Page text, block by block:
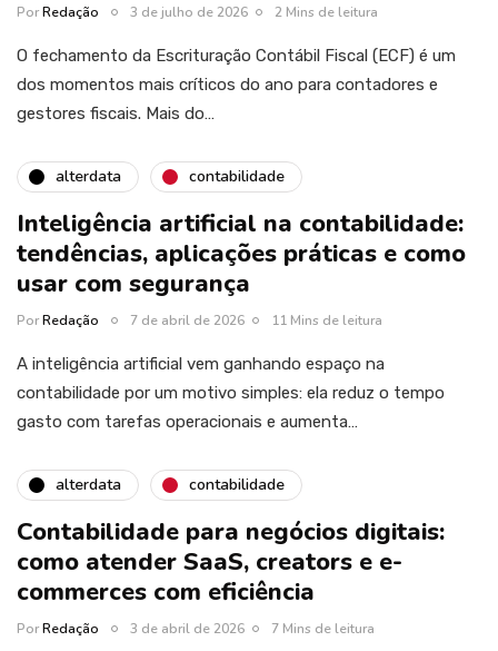
PorRedação 3 de julho de 2026 2 Mins de leitura
O fechamento da Escrituração Contábil Fiscal (ECF) é um
dos momentos mais críticos do ano para contadores e
gestores fiscais. Mais do…
alterdata contabilidade
Inteligência artificial na contabilidade:
tendências, aplicações práticas e como
usar com segurança
PorRedação 7 de abril de 2026 11 Mins de leitura
A inteligência artificial vem ganhando espaço na
contabilidade por um motivo simples: ela reduz o tempo
gasto com tarefas operacionais e aumenta…
alterdata contabilidade
Contabilidade para negócios digitais:
como atender SaaS, creators e e-
commerces com eficiência
PorRedação 3 de abril de 2026 7 Mins de leitura